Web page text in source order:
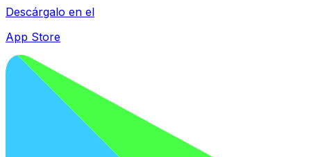
Descárgalo en el
App Store